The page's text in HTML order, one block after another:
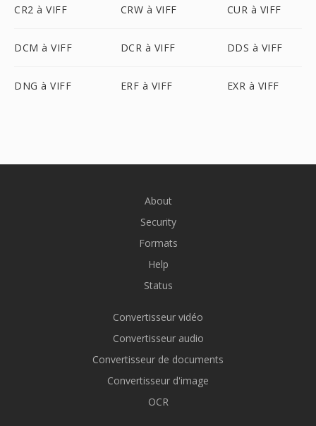
CR2 à VIFF CRW à VIFF CUR à VIFF
DCM à VIFF DCR à VIFF DDS à VIFF
DNG à VIFF ERF à VIFF EXR à VIFF
About
Security
Formats
Help
Status
Convertisseur vidéo
Convertisseur audio
Convertisseur de documents
Convertisseur d'image
OCR